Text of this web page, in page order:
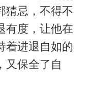
猜忌，不得不
有度，让他在
着进退自如的
又保全了自